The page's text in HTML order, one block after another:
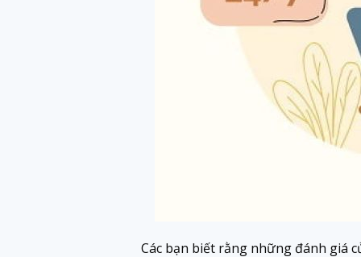
Các bạn biết rằng những đánh giá